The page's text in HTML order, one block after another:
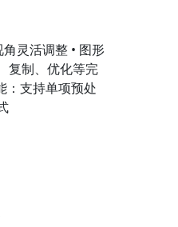
灵活调整 • 图形
复制、优化等完
：支持单项预处